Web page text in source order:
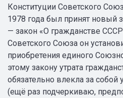
Конституции Советского
1978 года был принят новый
— закон «О гражданстве
Советского Союза он
приобретения единого
этому закону утрата
обязательно влекла за собой
(ещё раз подчеркиваю,